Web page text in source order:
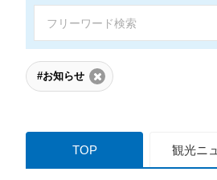
#お知らせ
TOP 観光ニ